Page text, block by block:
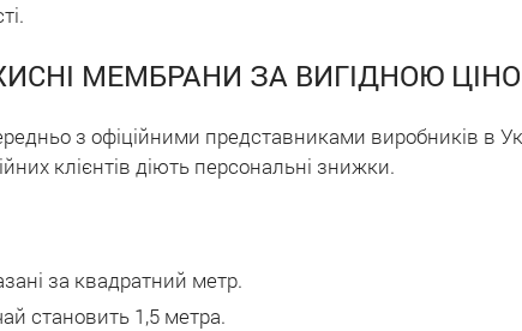
МЕМБРАНИ ЗА ВИГІДНОЮ
з офіційними представниками виробників в
клієнтів діють персональні знижки.
за квадратний метр.
становить 1,5 метра.